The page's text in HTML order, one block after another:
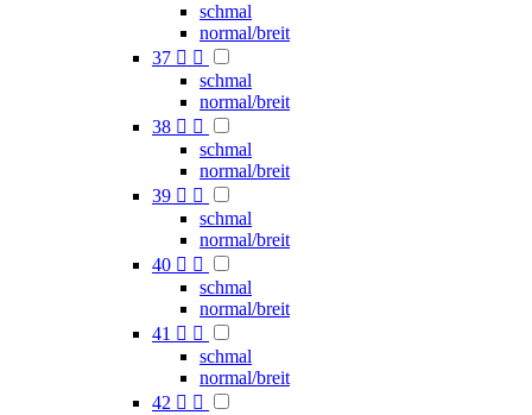
schmal
normal/breit
37  
schmal
normal/breit
38  
schmal
normal/breit
39  
schmal
normal/breit
40  
schmal
normal/breit
41  
schmal
normal/breit
42  